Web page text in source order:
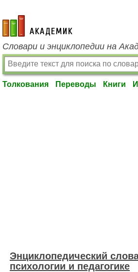
academic.ru
Словари и энциклопедии на
Толкования Переводы Книги
Энциклопедический
психологии и педагогике